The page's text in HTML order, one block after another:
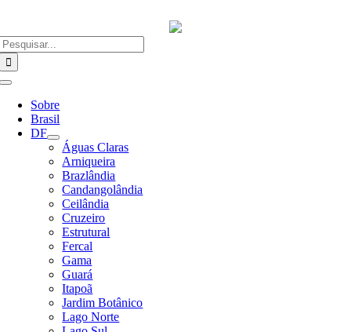
o
conteúdo
Alternar
Navegação
Sobre
Brasil
DF
Águas Claras
Arniqueira
Brazlândia
Candangolândia
Ceilândia
Cruzeiro
Estrutural
Fercal
Gama
Guará
Itapoã
Jardim Botânico
Lago Norte